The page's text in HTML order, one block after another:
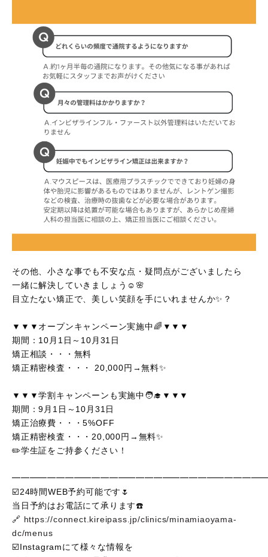
その他、小さな事でも不安な点・疑問点がございましたら
一緒に解決していきましょう☺️🌸
目立たない矯正で、美しい笑顔を手にいれませんか✨？
▼▼▼オープンキャンペーン実施中🌈 ▼▼▼
期間： 10 月 1 日～ 10 月 31 日
矯正相談・・・無料
矯正精密検査・・・
20,000円 →無料✨
▼▼▼学割キャンペーンも実施中🧑‍🎓 ▼▼▼
期間：9 月 1 日～ 10 月 31 日
矯正治療費・・・5%OFF
矯正精密検査・・・ 20,000円 → 無料✨
✏️学生証をご持参ください！
☑️24時間WEB予約可能です🌷
当日予約はお電話にて承ります☎️
🔗 https://connect.kireipass.jp/clinics/minamiaoyama-
dc/menus
☑️Instagramにて様々な情報を